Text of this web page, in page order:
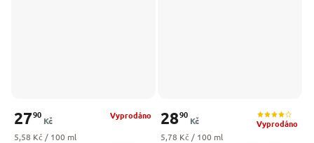
Vyprodáno
2790
Kč
Měrná cena:
5,58 Kč / 100 ml
Vyprodáno
2890
Kč
Měrná cena:
5,78 Kč / 100 ml